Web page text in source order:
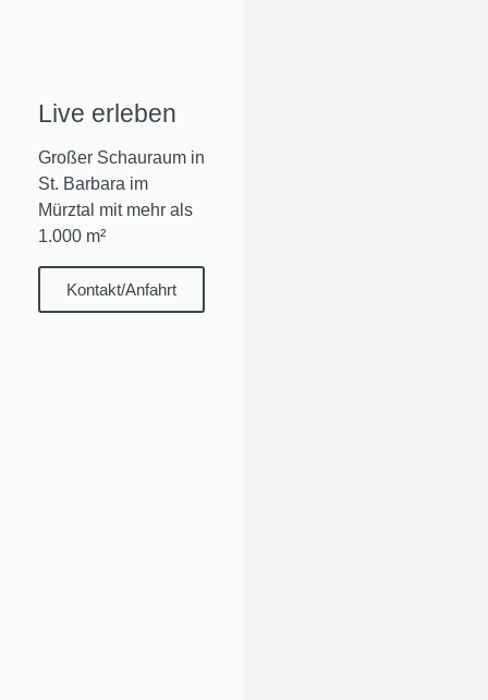
Live erleben
Großer Schauraum in
St. Barbara im
Mürztal mit mehr als
1.000 m²
Kontakt/Anfahrt